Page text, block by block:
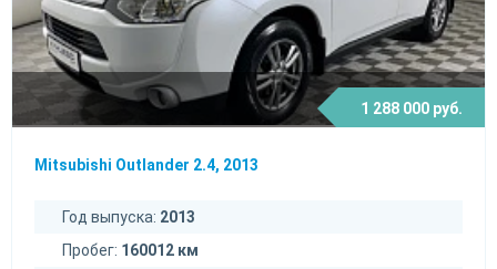
1 288 000 руб.
Mitsubishi Outlander 2.4, 2013
Год выпуска: 2013
Пробег: 160012 км